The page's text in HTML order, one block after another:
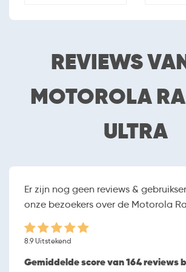
Vliegtuigmodus
SCHERM
Schermafmetingen 6.9
Foldable
Touchscreen
technologie
Processor 3000
REVIEWS
MOTOROLA
ULTRA
Er zijn nog geen reviews &
onze bezoekers over de Motorola
8.9 Uitstekend
Gemiddelde score van 164 reviews